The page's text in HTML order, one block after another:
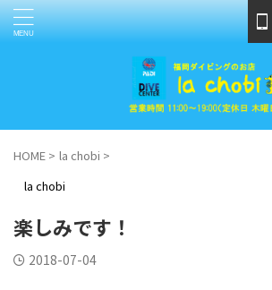
HOME > la chobi >
la chobi
楽しみです！
2018-07-04